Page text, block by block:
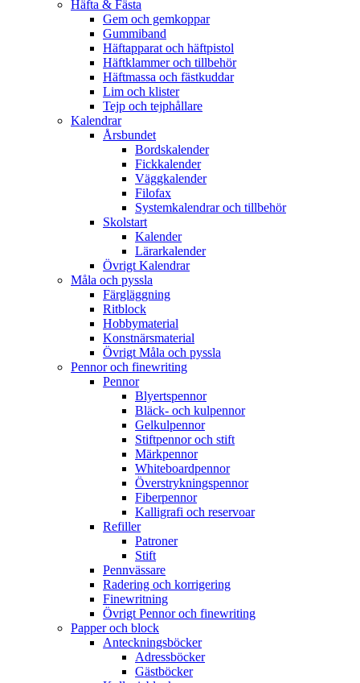
Häfta & Fästa
Gem och gemkoppar
Gummiband
Häftapparat och häftpistol
Häftklammer och tillbehör
Häftmassa och fästkuddar
Lim och klister
Tejp och tejphållare
Kalendrar
Årsbundet
Bordskalender
Fickkalender
Väggkalender
Filofax
Systemkalendrar och tillbehör
Skolstart
Kalender
Lärarkalender
Övrigt Kalendrar
Måla och pyssla
Färgläggning
Ritblock
Hobbymaterial
Konstnärsmaterial
Övrigt Måla och pyssla
Pennor och finewriting
Pennor
Blyertspennor
Bläck- och kulpennor
Gelkulpennor
Stiftpennor och stift
Märkpennor
Whiteboardpennor
Överstrykningspennor
Fiberpennor
Kalligrafi och reservoar
Refiller
Patroner
Stift
Pennvässare
Radering och korrigering
Finewritning
Övrigt Pennor och finewriting
Papper och block
Anteckningsböcker
Adressböcker
Gästböcker